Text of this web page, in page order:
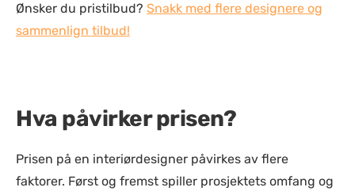
Ønsker du pristilbud? Snakk med flere designere og
sammenlign tilbud!
Hva påvirker prisen?
Prisen på en interiørdesigner påvirkes av flere
faktorer. Først og fremst spiller prosjektets omfang og